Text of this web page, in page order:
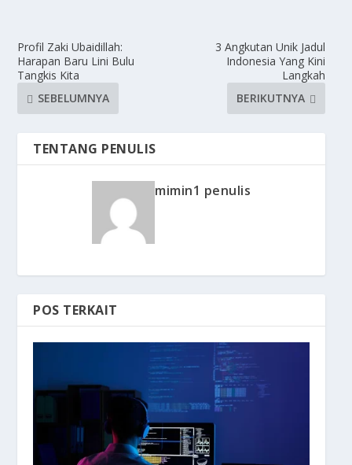
Profil Zaki Ubaidillah:
Harapan Baru Lini Bulu
Tangkis Kita
SEBELUMNYA
3 Angkutan Unik Jadul
Indonesia Yang Kini
Langkah
BERIKUTNYA
TENTANG PENULIS
mimin1 penulis
POS TERKAIT